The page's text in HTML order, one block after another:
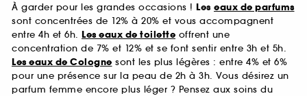
À garder pour les grandes occasions ! Les eaux de parfums
sont concentrées de 12% à 20% et vous accompagnent
entre 4h et 6h. Les eaux de toilette offrent une
concentration de 7% et 12% et se font sentir entre 3h et 5h.
Les eaux de Cologne sont les plus légères : entre 4% et 6%
pour une présence sur la peau de 2h à 3h. Vous désirez un
parfum femme encore plus léger ? Pensez aux soins du